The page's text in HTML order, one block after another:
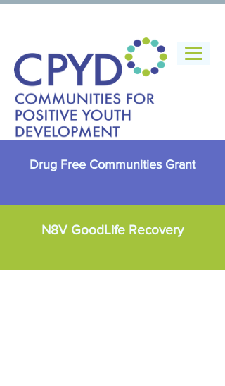
Drug Free Communities Grant
N8V GoodLife Recovery